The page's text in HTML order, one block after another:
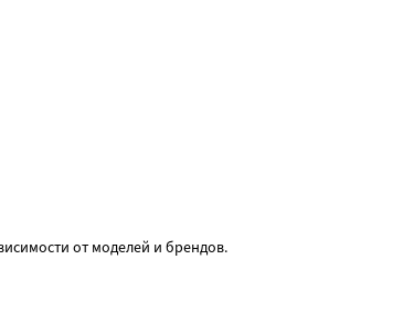
от моделей и брендов.